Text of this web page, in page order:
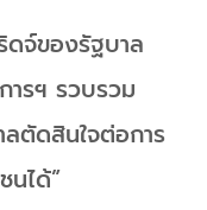
ดจ์ของรัฐบาล
ารฯ รวบรวม
ตัดสินใจต่อการ
นได้”